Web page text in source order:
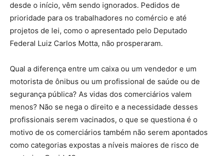
desde o início, vêm sendo ignorados. Pedidos de
prioridade para os trabalhadores no comércio e até
projetos de lei, como o apresentado pelo Deputado
Federal Luiz Carlos Motta, não prosperaram.
Qual a diferença entre um caixa ou um vendedor e um
motorista de ônibus ou um profissional de saúde ou de
segurança pública? As vidas dos comerciários valem
menos? Não se nega o direito e a necessidade desses
profissionais serem vacinados, o que se questiona é o
motivo de os comerciários também não serem apontados
como categorias expostas a níveis maiores de risco de